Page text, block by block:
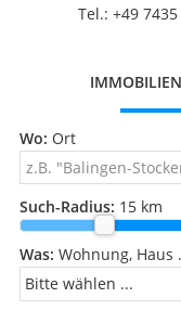
Tel.: +49
Wo: Ort
Such-Radius: 15 km
Was: Wohnung, Haus